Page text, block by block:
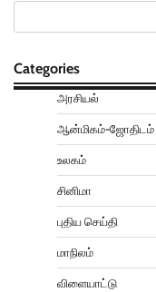
Categories
அரசியல்
ஆன்மிகம்-ஜோதிடம்
உலகம்
சினிமா
புதிய செய்தி
மாநிலம்
விளையாட்டு